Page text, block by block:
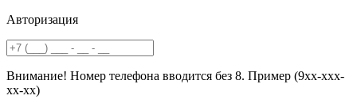
Авторизация
Внимание! Номер телефона вводится без 8. Пример (9хх-ххх-
хх-хх)